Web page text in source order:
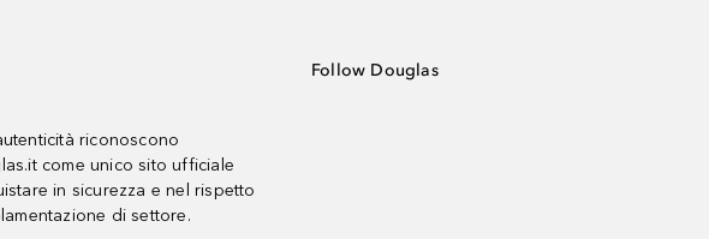
riconoscono
come unico sito ufficiale
in sicurezza e nel rispetto
di settore.
Follow Douglas